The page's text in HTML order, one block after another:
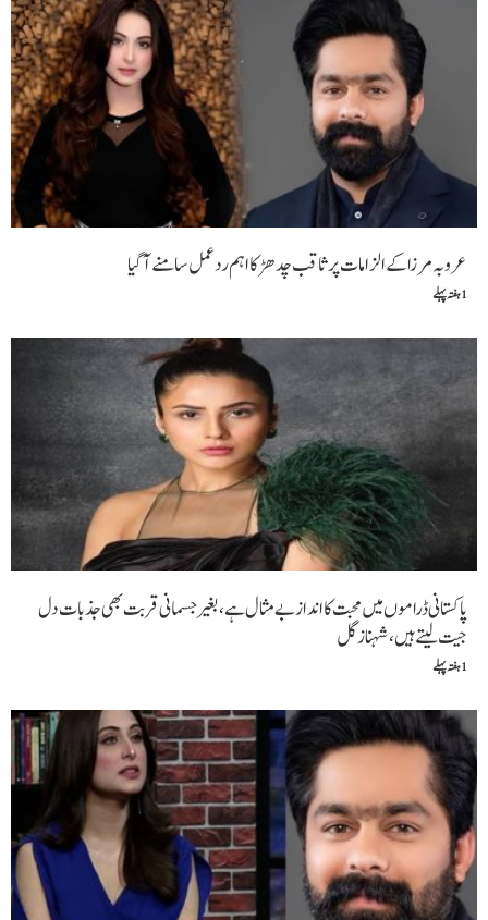
عروبہ مرزا کے الزامات پر ثاقب چدھڑ کا اہم ردعمل سامنے آگیا
1 ہفتہ پہلے
پاکستانی ڈراموں میں محبت کا انداز بے مثال ہے، بغیر جسمانی قربت بھی جذبات دل
جیت لیتے ہیں،شہناز گل
1 ہفتہ پہلے